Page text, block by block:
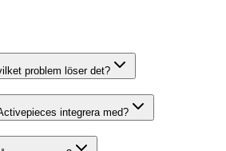
problem löser det?
integrera med?